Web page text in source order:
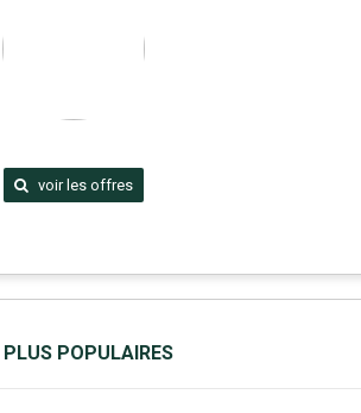
voir les offres
POPULAIRES